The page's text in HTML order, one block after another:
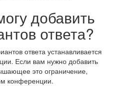
добавить
ответа?
ответа устанавливается
Если вам нужно добавить
это ограничение,
конференции.